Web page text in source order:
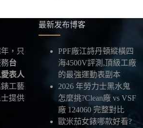
您選擇合適的物流公司，全程提
查件連結。
港、澳門、台灣、欧美以及其他海
照目的地與物流方案另行報價，客
認清楚。
就別拖太久，有些熱門款現貨數量有
，只
台
表人
工藝
提供
最新发布博客
PPF廠江詩丹頓縱橫四
海4500V評測,頂級工廠
的最強運動表副本
2026 年勞力士黑水鬼
怎麼挑?Clean廠 vs VSF
廠 124060 完整對比
歐米茄女錶哪款好看?